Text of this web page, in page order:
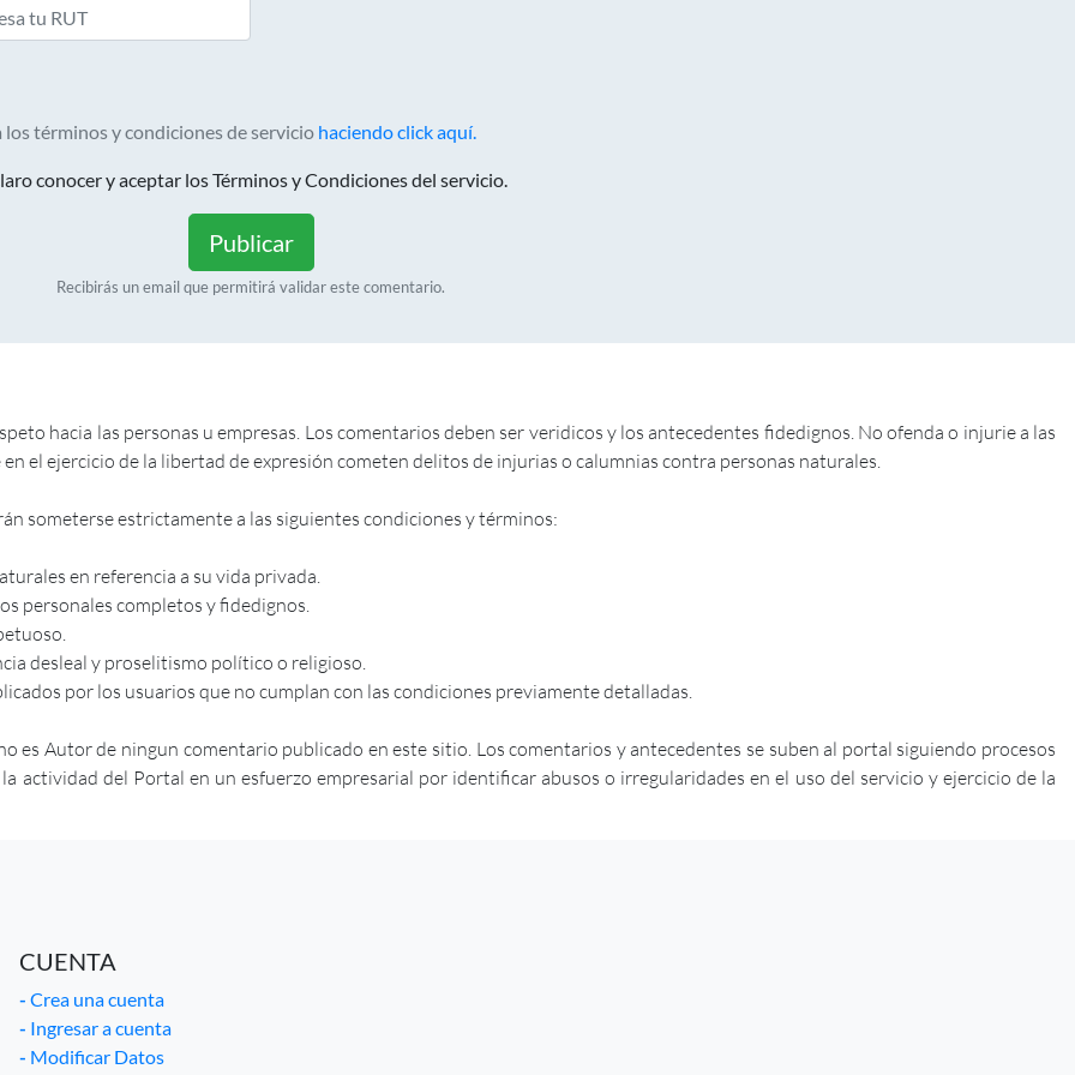
los términos y condiciones de servicio haciendo click aquí.
conocer y aceptar los Términos y Condiciones del servicio.
Publicar
Recibirás un email que permitirá validar este comentario.
hacia las personas u empresas. Los comentarios deben ser veridicos y los antecedentes fidedignos. No ofenda o injurie a las
el ejercicio de la libertad de expresión cometen delitos de injurias o calumnias contra personas naturales.
someterse estrictamente a las siguientes condiciones y términos:
en referencia a su vida privada.
personales completos y fidedignos.
desleal y proselitismo político o religioso.
por los usuarios que no cumplan con las condiciones previamente detalladas.
es Autor de ningun comentario publicado en este sitio. Los comentarios y antecedentes se suben al portal siguiendo procesos
actividad del Portal en un esfuerzo empresarial por identificar abusos o irregularidades en el uso del servicio y ejercicio de la
CUENTA
- Crea una cuenta
- Ingresar a cuenta
- Modificar Datos